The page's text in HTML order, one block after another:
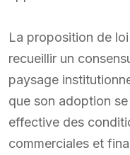
La proposition de
recueillir un
paysage
que son adoption
effective des
commerciales et